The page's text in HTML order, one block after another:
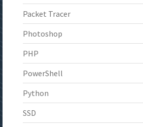
Packet Tracer
Photoshop
PHP
PowerShell
Python
SSD